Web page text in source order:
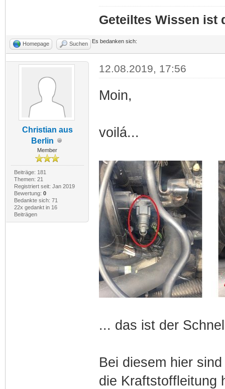
Geteiltes Wissen ist
Homepage Suchen Es bedanken sich:
Christian aus
Berlin
Member
Beiträge: 181
Themen: 21
Registriert seit: Jan 2019
Bewertung: 0
Bedankte sich: 71
22x gedankt in 16
Beiträgen
12.08.2019, 17:56
Moin,
voilá...
... das ist der
Bei diesem hier
die Kraftstoffleitung